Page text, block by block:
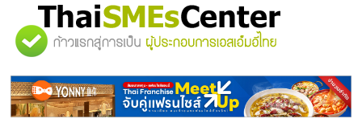
สัมมนาออนไลน์ โอกาสบริหารสถานี
บริการน้ำมัน Shell
สัมมนาลงทุน แฟรนไชส์ยอนนี่
ไชส์ ครั้งที่ 8
ร้านเครื่องเสียงคุณภาพสูง พร้อม
โซลูชันระบบภาพและเสียง
"ศูนย์
รวม